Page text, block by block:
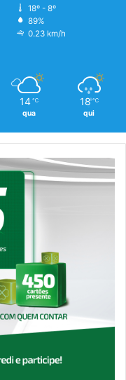
18º - 8º
89%
0.23 km/h
14 ℃
qua
18 ℃
qui